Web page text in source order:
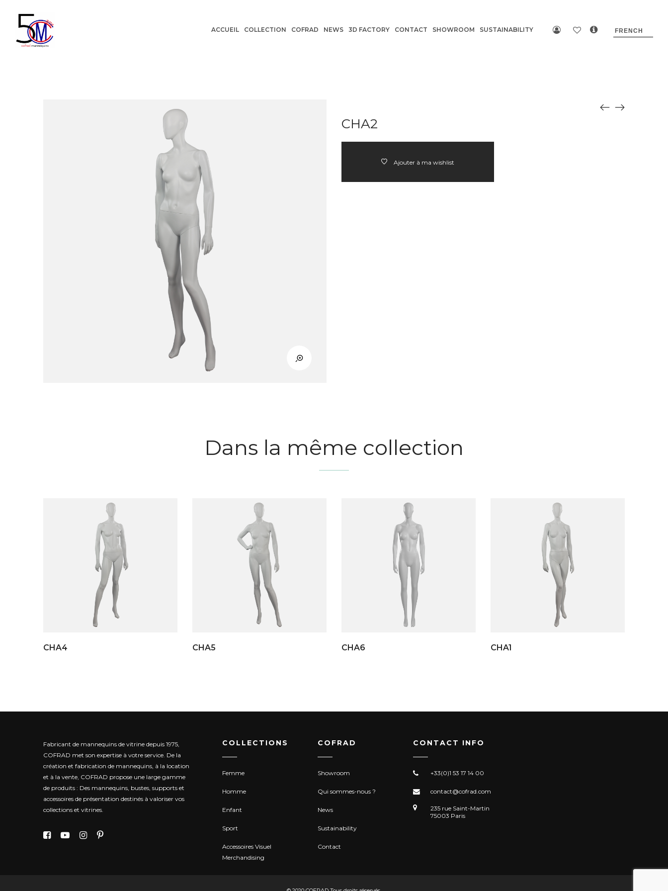
ACCUEIL COLLECTION COFRAD NEWS 3D FACTORY CONTACT SHOWROOM SUSTAINABILITY
CHA2
Ajouter à ma wishlist
Dans la même collection
CHA4 CHA5 CHA6 CHA1
Fabricant de mannequins de vitrine depuis 1975,
COFRAD met son expertise à votre service. De la
création et fabrication de mannequins, à la location
et à la vente, COFRAD propose une large gamme
de produits : Des mannequins, bustes, supports et
accessoires de présentation destinés à valoriser vos
collections et vitrines.
COLLECTIONS
Femme
Homme
Enfant
Sport
Accessoires Visuel
Merchandising
COFRAD
Showroom
Qui sommes-nous ?
News
Sustainability
Contact
CONTACT INFO
+33(0)1 53 17 14 00
contact@cofrad.com
235 rue Saint-Martin
75003 Paris